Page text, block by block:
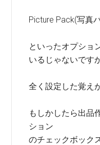
Picture Pack(写真
といったオプショ
いるじゃないです
全く設定した覚え
もしかしたら出品
ション
のチェックボック